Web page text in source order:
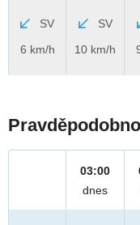
SV
6 km/h
SV
10 km/h
03:00
dnes